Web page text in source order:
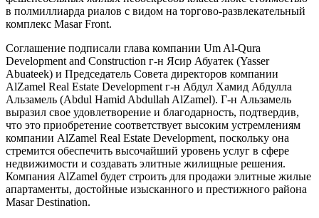
в полмиллиарда риалов с видом на торгово-развлекательный
комплекс Masar Front.
Соглашение подписали глава компании Um Al-Qura
Development and Construction г-н Ясир Абуатек (Yasser
Abuateek) и Председатель Совета директоров компании
AlZamel Real Estate Development г-н Абдул Хамид Абдулла
Альзамель (Abdul Hamid Abdullah AlZamel). Г-н Альзамель
выразил свое удовлетворение и благодарность, подтвердив,
что это приобретение соответствует высоким устремлениям
компании AlZamel Real Estate Development, поскольку она
стремится обеспечить высочайший уровень услуг в сфере
недвижимости и создавать элитные жилищные решения.
Компания AlZamel будет строить для продажи элитные жилые
апартаменты, достойные изысканного и престижного района
Masar Destination.